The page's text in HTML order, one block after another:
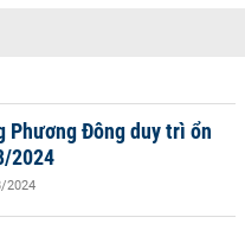
Phương Đông duy trì ổn
2024
2024